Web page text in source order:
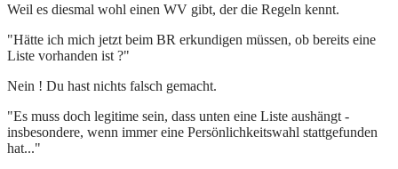
Weil es diesmal wohl einen WV gibt, der die Regeln kennt.
"Hätte ich mich jetzt beim BR erkundigen müssen, ob bereits eine
Liste vorhanden ist ?"
Nein ! Du hast nichts falsch gemacht.
"Es muss doch legitime sein, dass unten eine Liste aushängt -
insbesondere, wenn immer eine Persönlichkeitswahl stattgefunden
hat..."